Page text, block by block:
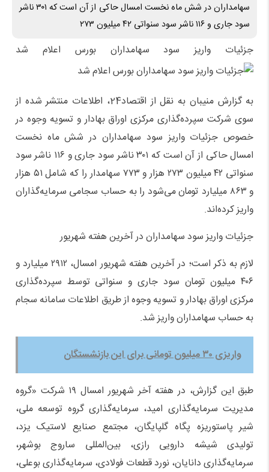
سهامداران در شش ماه نخست امسال حاکی از آن است که ۳۰۱ ناشر
سود جاری و ۱۱۶ ناشر سود سنواتی ۴۲ میلیون ۲۷۳
جزئیات واریز سود سهامداران بورس اعلام شد
به گزارش منیبان به نقل از اقتصاد24، اطلاعات منتشر شده از
سوی شرکت سپرده‌گذاری مرکزی اوراق بهادار و تسویه وجوه در
خصوص جزئیات واریز سود سهامداران در شش ماه نخست
امسال حاکی از آن است که ۳۰۱ ناشر سود جاری و ۱۱۶ ناشر سود
سنواتی ۴۲ میلیون ۲۷۳ هزار و ۷۷۳ سهامدار را که شامل ۵۱ هزار
و ۸۶۳ میلیارد تومان می‌شود را به حساب سجامی سرمایه‌گذاران
واریز کرده‌اند.
جزئیات واریز سود سهامداران در آخرین هفته شهریور
لازم به ذکر است؛ در آخرین هفته شهریور امسال، ۲۹۱۲ میلیارد و
۴۰۶ میلیون تومان سود جاری و سنواتی توسط سپرده‌گذاری
مرکزی اوراق بهادار و تسویه وجوه از طریق اطلاعات سامانه سجام
به حساب سهامداران واریز شد.
واریزی ۳۰ میلیون تومانی برای این بازنشستگان
طبق این گزارش، در هفته آخر شهریور امسال ۱۹ شرکت «گروه
مدیریت سرمایه‌گذاری امید، سرمایه‌گذاری گروه توسعه ملی،
شیر پاستوریزه پگاه گلپایگان، مجتمع صنایع لاستیک یزد،
تولیدی شیشه دارویی رازی، بین‌المللی ساروج بوشهر،
سرمایه‌گذاری دانایان، نورد قطعات فولادی، سرمایه‌گذاری بوعلی،